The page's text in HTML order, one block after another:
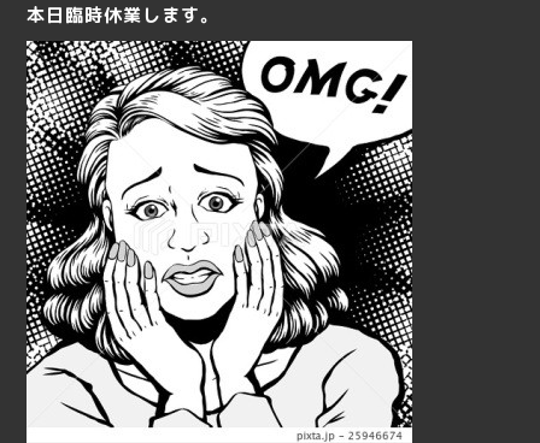
本日臨時休業します。